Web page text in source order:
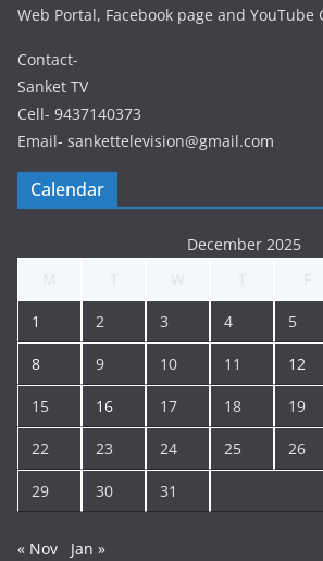
Web Portal, Facebook page and YouTube
Contact-
Sanket TV
Cell- 9437140373
Email- sankettelevision@gmail.com
Calendar
December 2025
1 2 3 4 5
8 9 10 11 12
15 16 17 18 19
22 23 24 25 26
29 30 31
« Nov Jan »